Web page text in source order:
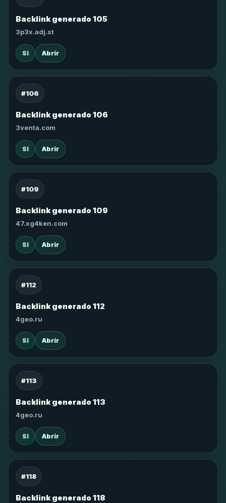
Backlink generado 105
3p3x.adj.st
SI Abrir
#106
Backlink generado 106
3venta.com
SI Abrir
#109
Backlink generado 109
47.xg4ken.com
SI Abrir
#112
Backlink generado 112
4geo.ru
SI Abrir
#113
Backlink generado 113
4geo.ru
SI Abrir
#118
Backlink generado 118